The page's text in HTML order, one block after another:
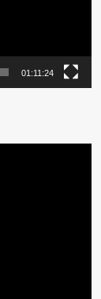
01:11:24